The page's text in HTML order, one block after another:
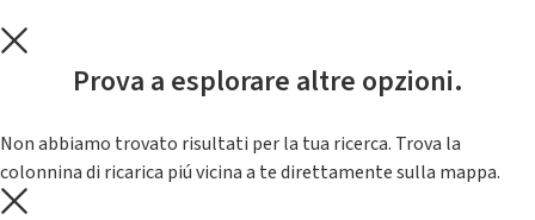
Prova a esplorare altre opzioni.
Non abbiamo trovato risultati per la tua ricerca. Trova la
colonnina di ricarica piú vicina a te direttamente sulla mappa.